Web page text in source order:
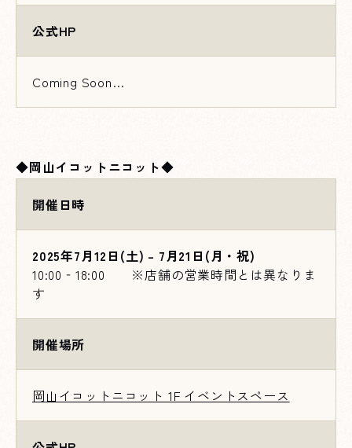
公式HP
Coming Soon…
◆岡山イコットニコット◆
開催日時
2025年7月12日(土) – 7月21日(月・祝)
10:00‐18:00 ※店舗の営業時間とは異なりま
す
開催場所
岡山イコットニコット 1F イベントスペース